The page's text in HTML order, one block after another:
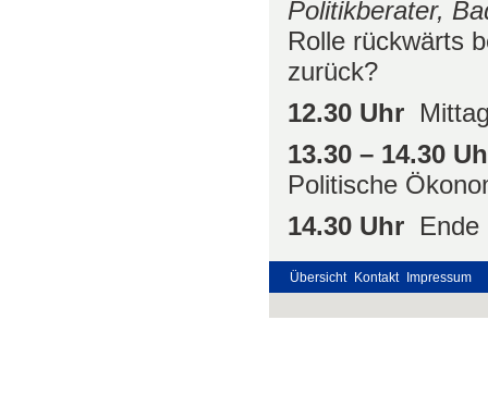
Politikberater,
Rolle rückwärts
zurück?
12.30 Uhr
13.30 – 14.30
Politische
14.30 Uhr Ende
Übersicht Kontakt Impressum